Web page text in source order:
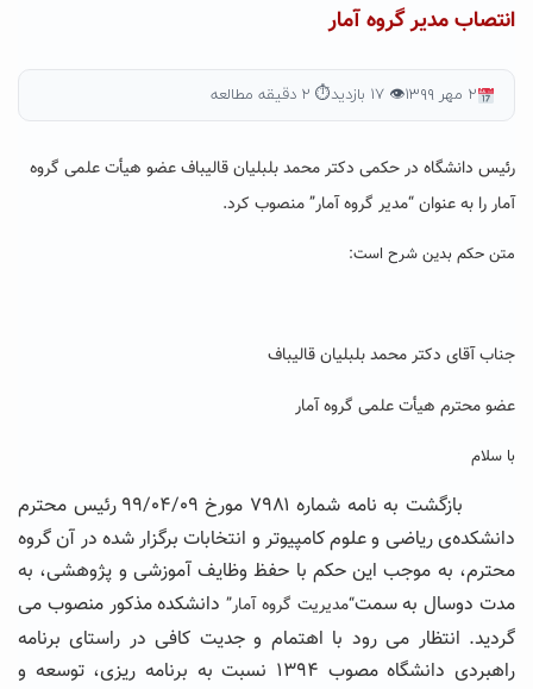
انتصاب مدیر گروه آمار
۲ مهر ۱۳۹۹ 👁 ۱۷ بازدید ⏱ ۲ دقیقه مطالعه
رئیس دانشگاه در حکمی دکتر محمد بلبلیان قالیباف عضو هیأت علمی گروه
آمار را به عنوان “مدیر گروه آمار” منصوب کرد.
متن حکم بدین شرح است:
جناب آقای دکتر محمد بلبلیان قالیباف
عضو محترم هیأت علمی گروه آمار
با سلام
بازگشت به نامه شماره ۷۹۸۱ مورخ ۹۹/۰۴/۰۹ رئیس محترم
دانشکده‌ی ریاضی و علوم کامپیوتر و انتخابات برگزار شده در آن گروه
محترم، به موجب این حکم با حفظ وظایف آموزشی و پژوهشی، به
مدت دوسال به سمت“مدیریت گروه آمار” دانشکده مذکور منصوب می
گردید. انتظار می رود با اهتمام و جدیت کافی در راستای برنامه
راهبردی دانشگاه مصوب ۱۳۹۴ نسبت به برنامه ریزی، توسعه و